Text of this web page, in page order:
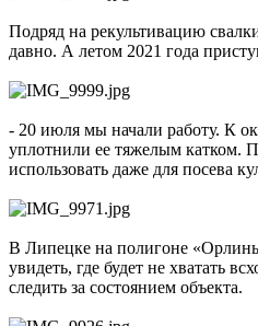
Подряд на рекультивацию
давно. А летом 2021 года
- 20 июля мы начали работу. К
уплотнили ее тяжелым катком.
использовать даже для посева
В Липецке на полигоне
увидеть, где будет не хватать
следить за состоянием объекта.